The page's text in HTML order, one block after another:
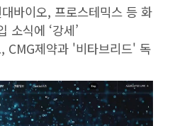
바이오, 프로스테믹스 등 화
소식에 ‘강세’
제약과 '비타브리드' 독